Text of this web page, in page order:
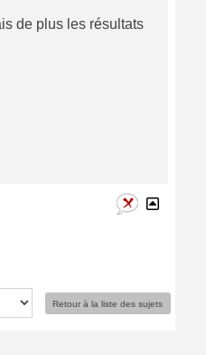
de plus les résultats
Retour à la liste des sujets